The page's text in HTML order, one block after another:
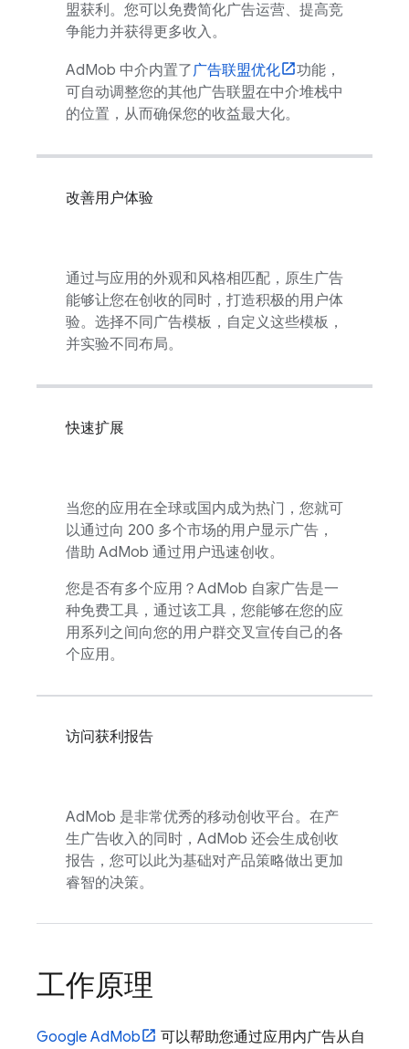
盟获利。您可以免费简化广告运营、提高竞
争能力并获得更多收入。
AdMob 中介内置了广告联盟优化
功能，
可自动调整您的其他广告联盟在中介堆栈中
的位置，从而确保您的收益最大化。
改善用户体验
通过与应用的外观和风格相匹配，原生广告
能够让您在创收的同时，打造积极的用户体
验。选择不同广告模板，自定义这些模板，
并实验不同布局。
快速扩展
当您的应用在全球或国内成为热门，您就可
以通过向 200 多个市场的用户显示广告，
借助 AdMob 通过用户迅速创收。
您是否有多个应用？ AdMob 自家广告是一
种免费工具，通过该工具，您能够在您的应
用系列之间向您的用户群交叉宣传自己的各
个应用。
访问获利报告
AdMob 是非常优秀的移动创收平台。在产
生广告收入的同时， AdMob 还会生成创收
报告，您可以此为基础对产品策略做出更加
睿智的决策。
工作原理
Google AdMob
可以帮助您通过应用内广告从自